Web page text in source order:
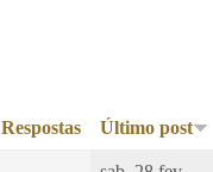
Respostas Último post